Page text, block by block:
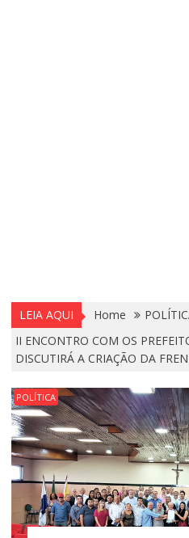
LEIA AQUI Home
II ENCONTRO COM OS
DISCUTIRÁ A CRIAÇÃO DA
POLÍTICA